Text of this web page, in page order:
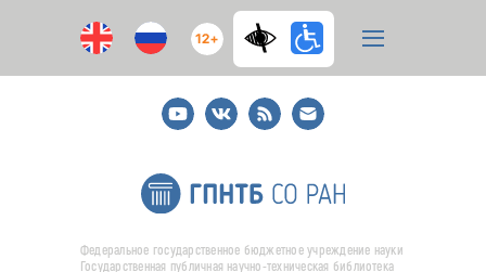
12+
YoutubeВКонтакте
RSS
E-
mail
подписка
Федеральное государственное бюджетное учреждение науки
Государственная публичная научно-техническая библиотека